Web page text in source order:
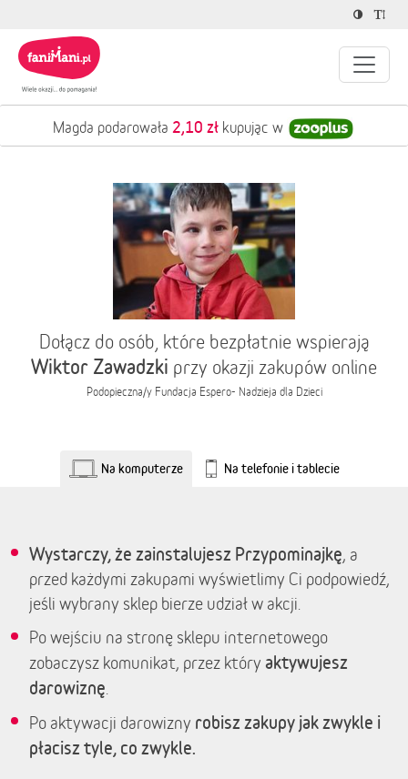
Magda podarowała 2,10 zł kupując w
Dołącz do osób, które bezpłatnie wspierają
Wiktor Zawadzki przy okazji zakupów online
Podopieczna/y Fundacja Espero- Nadzieja dla Dzieci
Na komputerze Na telefonie i tablecie
Wystarczy, że zainstalujesz Przypominajkę, a
przed każdymi zakupami wyświetlimy Ci podpowiedź,
jeśli wybrany sklep bierze udział w akcji.
Po wejściu na stronę sklepu internetowego
zobaczysz komunikat, przez który aktywujesz
darowiznę
Po aktywacji darowizny robisz zakupy jak zwykle i
płacisz tyle, co zwykle.